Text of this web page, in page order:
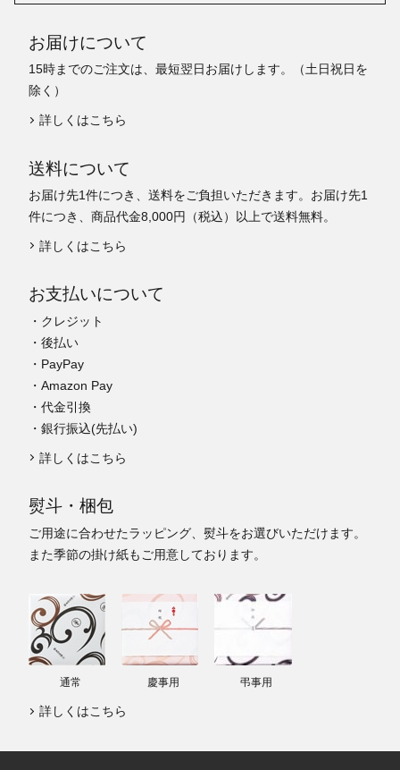
お届けについて
15時までのご注文は、最短翌日お届けします。（土日祝日を
除く）
詳しくはこちら
送料について
お届け先1件につき、送料をご負担いただきます。お届け先1
件につき、商品代金8,000円（税込）以上で送料無料。
詳しくはこちら
お支払いについて
・クレジット
・後払い
・PayPay
・Amazon Pay
・代金引換
・銀行振込(先払い)
詳しくはこちら
熨斗・梱包
ご用途に合わせたラッピング、熨斗をお選びいただけます。
また季節の掛け紙もご用意しております。
通常 慶事用 弔事用
詳しくはこちら